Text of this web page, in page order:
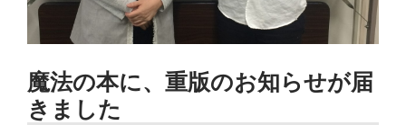
魔法の本に、重版のお知らせが届
きました